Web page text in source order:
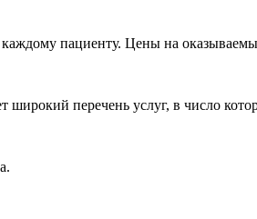
пациенту. Цены на
широкий перечень услуг, в число